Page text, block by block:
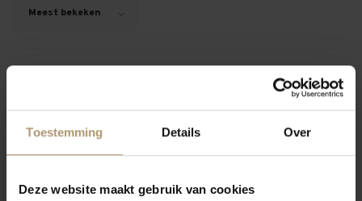
Toestemming Details Over
Deze website maakt gebruik van cookies
Meest bekeken